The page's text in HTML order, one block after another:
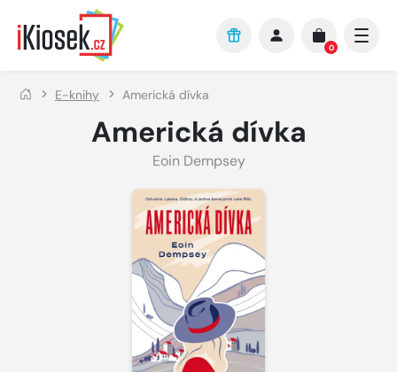
Přejít na hlavní obsah
0
E-knihy Americká dívka
Americká dívka
Eoin Dempsey